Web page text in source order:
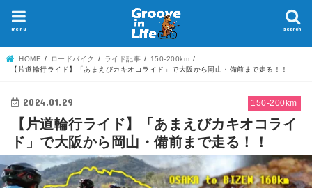
search
menu
HOME ロードバイク ライド記事
150-200km
【片道輪行ライド】「あまえびカキオコライド」で大阪から岡山・備前まで走る！！
150-200km
2024.01.29
【片道輪行ライド】「あまえびカキオコライ
ド」で大阪から岡山・備前まで走る！！